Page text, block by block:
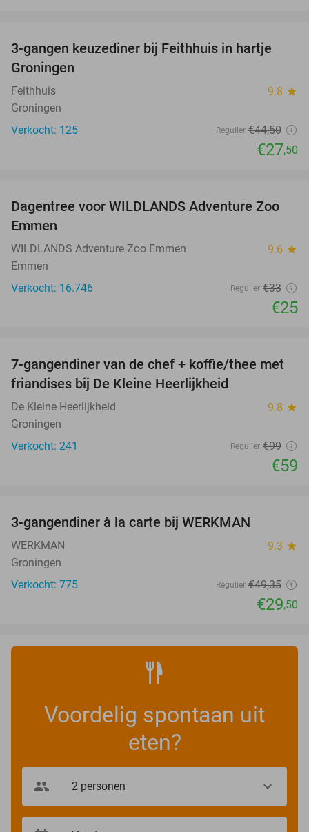
38%
3-gangen keuzediner bij Feithhuis in hartje
Groningen
Feithhuis 9.8 star
Groningen
Verkocht: 125
Regulier €44,50
€27,50
24%
Dagentree voor WILDLANDS Adventure Zoo
Emmen
WILDLANDS Adventure Zoo Emmen 9.6 star
Emmen
Verkocht: 16.746
Regulier €33
€25
40%
7-gangendiner van de chef + koffie/thee met
friandises bij De Kleine Heerlijkheid
De Kleine Heerlijkheid 9.8 star
Groningen
Verkocht: 241
Regulier €99
€59
3-gangendiner à la carte bij WERKMAN
WERKMAN 9.3 star
Groningen
Verkocht: 775
Regulier €49,35
€29,50
Voordelig spontaan uit
eten?